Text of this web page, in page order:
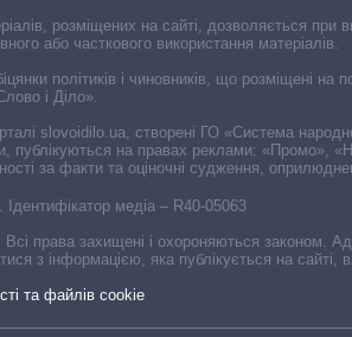
медіа – R40-05063
Всі права захищені і охороняються законом.
з інформацією, яка публікується на сайті,
та файлів cookie
розміщених на сайті, дозволяється
або часткового використання матеріалів.
політиків і чиновників, що розміщені
і Діло».
slovoidilo.ua, створені ГО «Система
публікуються на правах реклами: «Промо»,
за факти та оціночні судження,